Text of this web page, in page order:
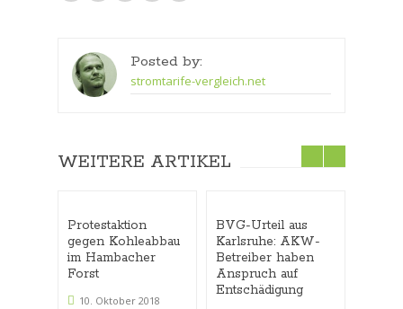
Posted by:
stromtarife-vergleich.net
WEITERE ARTIKEL
Protestaktion
gegen Kohleabbau
im Hambacher
Forst
10. Oktober 2018
BVG-Urteil aus
Karlsruhe: AKW-
Betreiber haben
Anspruch auf
Entschädigung